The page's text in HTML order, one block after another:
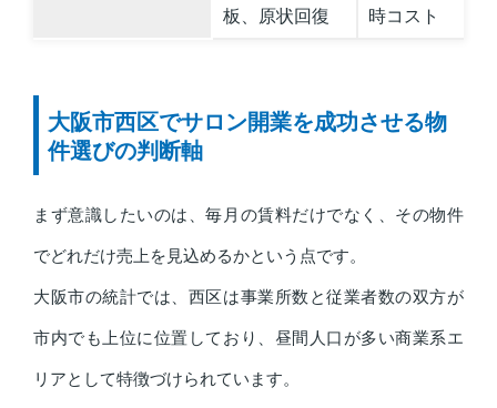
板、原状回復
時コスト
大阪市西区でサロン開業を成功させる物
件選びの判断軸
まず意識したいのは、毎月の賃料だけでなく、その物件
でどれだけ売上を見込めるかという点です。
大阪市の統計では、西区は事業所数と従業者数の双方が
市内でも上位に位置しており、昼間人口が多い商業系エ
リアとして特徴づけられています。